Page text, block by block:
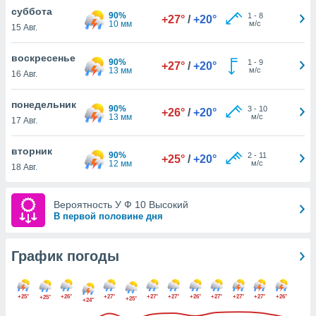
вы
установки
веб-
как
суббота
15 Авг.
90%
10 мм
+27° / +20° 1 - 8
м/с
воскресенье
16 Авг.
90%
13 мм
+27° / +20° 1 - 9
м/с
понедельник
17 Авг.
90%
13 мм
+26° / +20° 3- 10
м/с
вторник
18 Авг.
90%
12 мм
+25° / +20° 2- 11
м/с
Вероятность У Ф 10 Высокий
В первой половине дня
График погоды
+25° +25° +26°
+24°
+27° +25° +27° +27° +26° +27° +27° +27° +26°